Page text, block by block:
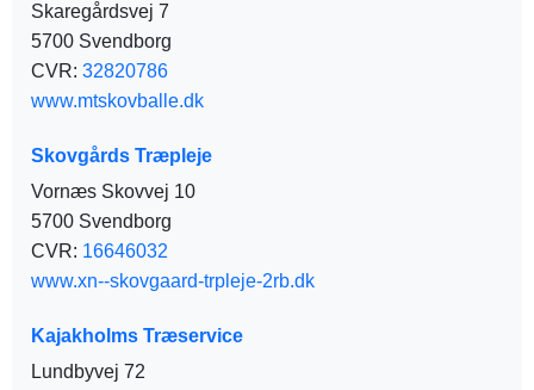
Skaregårdsvej 7
5700 Svendborg
CVR: 32820786
www.mtskovballe.dk
Skovgårds Træpleje
Vornæs Skovvej 10
5700 Svendborg
CVR: 16646032
www.xn--skovgaard-trpleje-2rb.dk
Kajakholms Træservice
Lundbyvej 72